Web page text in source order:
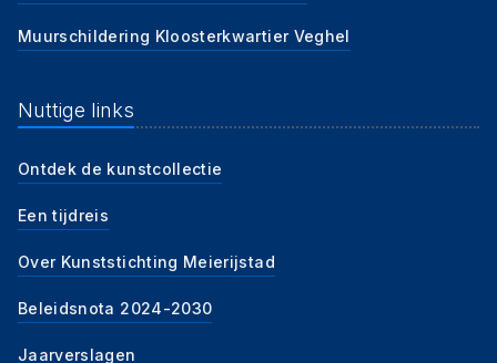
Muurschildering Kloosterkwartier Veghel
Nuttige links
Ontdek de kunstcollectie
Een tijdreis
Over Kunststichting Meierijstad
Beleidsnota 2024-2030
Jaarverslagen